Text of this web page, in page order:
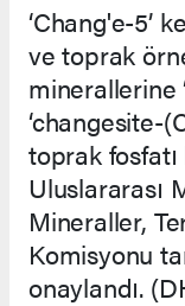
‘Chang'e-5’
ve toprak
minerallerine
‘changesite-
toprak
Uluslararası
Mineraller,
Komisyonu
onaylandı.